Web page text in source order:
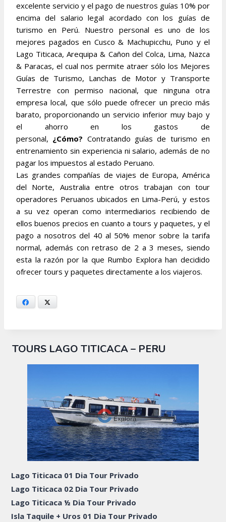
excelente servicio y el pago de nuestros guías 10% por
encima del salario legal acordado con los guías de
turismo en Perú. Nuestro personal es uno de los
mejores pagados en Cusco & Machupicchu, Puno y el
Lago Titicaca, Arequipa & Cañon del Colca, Lima, Nazca
& Paracas, el cual nos permite atraer sólo los Mejores
Guías de Turismo, Lanchas de Motor y Transporte
Terrestre con permiso nacional, que ninguna otra
empresa local, que sólo puede ofrecer un precio más
barato, proporcionando un servicio inferior muy bajo y
el ahorro en los gastos de
personal, ¿Cómo? Contratando guías de turismo en
entrenamiento sin experiencia ni salario, además de no
pagar los impuestos al estado Peruano.
Las grandes compañías de viajes de Europa, América
del Norte, Australia entre otros trabajan con tour
operadores Peruanos ubicados en Lima-Perú, y estos
a su vez operan como intermediarios recibiendo de
ellos buenos precios en cuanto a tours y paquetes, y el
pago a nosotros del 40 al 50% menor sobre la tarifa
normal, además con retraso de 2 a 3 meses, siendo
esta la razón por la que Rumbo Explora han decidido
ofrecer tours y paquetes directamente a los viajeros.
Facebook
TOURS LAGO TITICACA – PERU
Lago Titicaca 01 Dia Tour Privado
Lago Titicaca 02 Dia Tour Privado
Lago Titicaca ½ Dia Tour Privado
Isla Taquile + Uros 01 Dia Tour Privado